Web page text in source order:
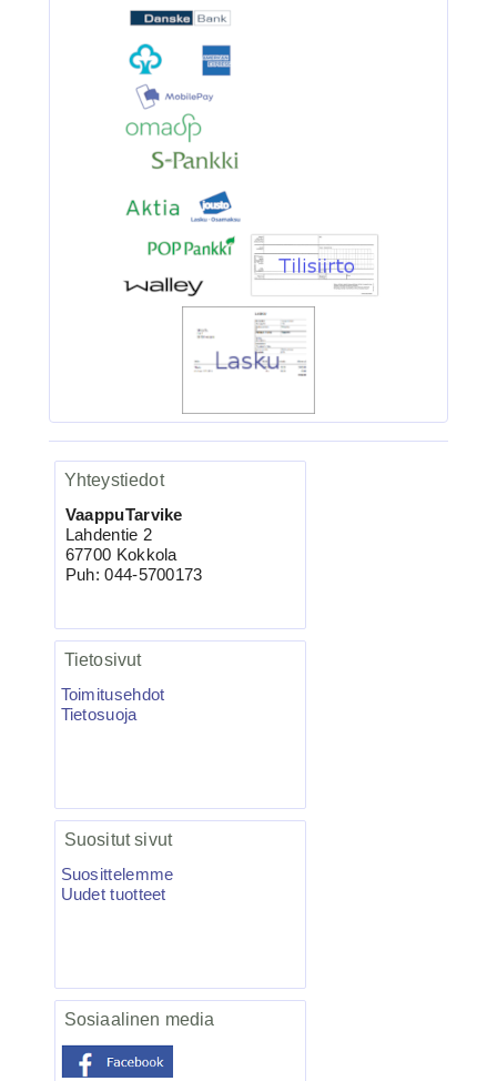
BKK 6062-1X Black Ni...
Ruostumaton suora runkolanka
pehm. hehkutettu 0.8mm 35cm/30
VMC-7557 TI KAPTAIN 3X
Salmo Hornet 5F vaappu blanco 5kpl
Yhteystiedot
VaappuTarvike
Lahdentie 2
67700 Kokkola
Puh: 044-5700173
Tietosivut
Toimitusehdot
Tietosuoja
Suositut sivut
Suosittelemme
Uudet tuotteet
Sosiaalinen media